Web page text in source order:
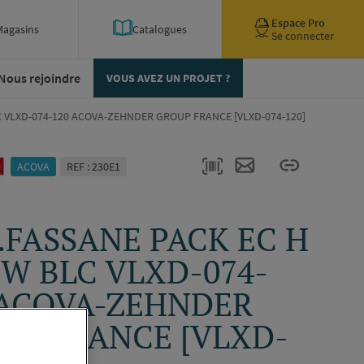
Catalogues
Espace Pro
Se connecter
rejoindre VOUS AVEZ UN PROJET ?
VLXD-074-120 ACOVA-ZEHNDER GROUP FRANCE [VLXD-074-120]
ACOVA REF : 230E1
PACK EC H
BLC VLXD-074-
ZEHNDER
FRANCE [VLXD-